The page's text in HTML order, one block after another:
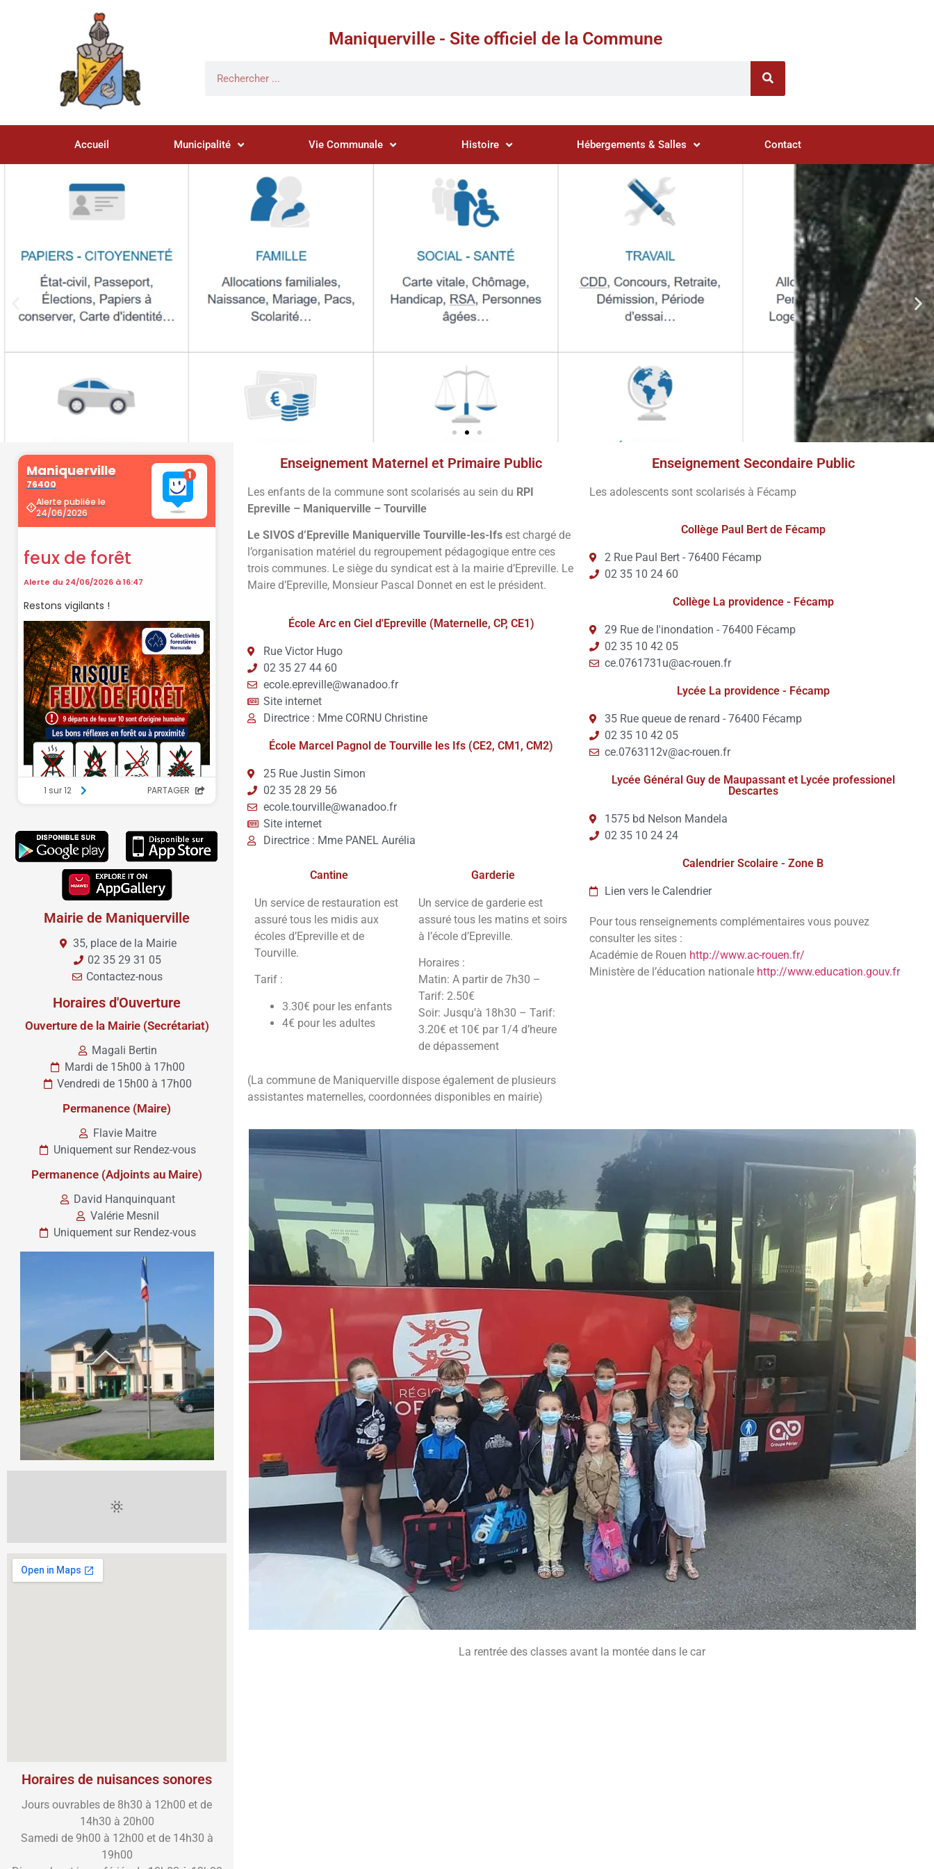
Maniquerville - Site officiel de la Commune
Accueil Municipalité Vie Communale Histoire Hébergements & Salles Contact
Démarches
administratives
Faîtes vos démarches en ligne sur notre site en
cliquant sur le bouton ci-dessous
Mairie de Maniquerville
35, place de la Mairie
02 35 29 31 05
Contactez-nous
Horaires d'Ouverture
Ouverture de la Mairie (Secrétariat)
Magali Bertin
Mardi de 15h00 à 17h00
Vendredi de 15h00 à 17h00
Permanence (Maire)
Flavie Maitre
Uniquement sur Rendez-vous
Permanence (Adjoints au Maire)
David Hanquinquant
Valérie Mesnil
Uniquement sur Rendez-vous
Horaires de nuisances sonores
Jours ouvrables de 8h30 à 12h00 et de
14h30 à 20h00
Samedi de 9h00 à 12h00 et de 14h30 à
19h00
Enseignement Maternel et Primaire Public
Les enfants de la commune sont scolarisés au sein du RPI
Epreville – Maniquerville – Tourville
Le SIVOS d’Epreville Maniquerville Tourville-les-Ifs est chargé de
l’organisation matériel du regroupement pédagogique entre ces
trois communes. Le siège du syndicat est à la mairie d’Epreville. Le
Maire d’Epreville, Monsieur Pascal Donnet en est le président.
École Arc en Ciel d'Epreville (Maternelle, CP, CE1)
Rue Victor Hugo
02 35 27 44 60
ecole.epreville@wanadoo.fr
Site internet
Directrice : Mme CORNU Christine
École Marcel Pagnol de Tourville les Ifs (CE2, CM1, CM2)
25 Rue Justin Simon
02 35 28 29 56
ecole.tourville@wanadoo.fr
Site internet
Directrice : Mme PANEL Aurélia
Cantine
Un service de restauration est
assuré tous les midis aux
écoles d’Epreville et de
Tourville.
Tarif :
3.30€ pour les enfants
4€ pour les adultes
Garderie
Un service de garderie est
assuré tous les matins et soirs
à l’école d’Epreville.
Horaires :
Matin: A partir de 7h30 –
Tarif: 2.50€
Soir: Jusqu’à 18h30 – Tarif:
3.20€ et 10€ par 1/4 d’heure
de dépassement
(La commune de Maniquerville dispose également de plusieurs
assistantes maternelles, coordonnées disponibles en mairie)
Enseignement Secondaire Public
Les adolescents sont scolarisés à Fécamp
Collège Paul Bert de Fécamp
2 Rue Paul Bert - 76400 Fécamp
02 35 10 24 60
Collège La providence - Fécamp
29 Rue de l'inondation - 76400 Fécamp
02 35 10 42 05
ce.0761731u@ac-rouen.fr
Lycée La providence - Fécamp
35 Rue queue de renard - 76400 Fécamp
02 35 10 42 05
ce.0763112v@ac-rouen.fr
Lycée Général Guy de Maupassant et Lycée professionel
Descartes
1575 bd Nelson Mandela
02 35 10 24 24
Calendrier Scolaire - Zone B
Lien vers le Calendrier
Pour tous renseignements complémentaires vous pouvez
consulter les sites :
Académie de Rouen http://www.ac-rouen.fr/
Ministère de l’éducation nationale http://www.education.gouv.fr
La rentrée des classes avant la montée dans le car